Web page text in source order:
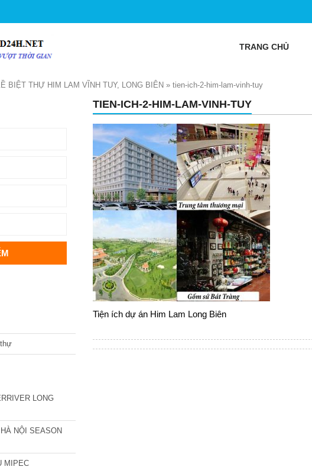
TRANG CHỦ
BIỆT THỰ HIM LAM VĨNH TUY, LONG BIÊN » tien-ich-2-him-lam-vinh-tuy
TIEN-ICH-2-HIM-LAM-VINH-TUY
Tiện ích dự án Him Lam Long Biên
LONG
NỘI SEASON
MIPEC